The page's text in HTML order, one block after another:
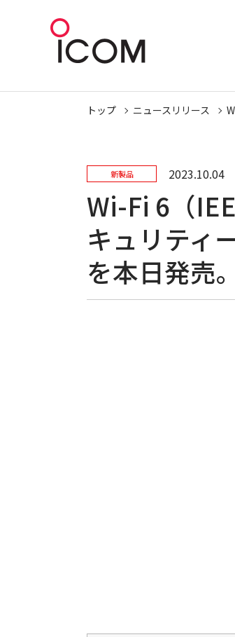
トップ ニュースリリース
新製品 2023.10.04
Wi-Fi 6（
キュリティ
を本日発売。